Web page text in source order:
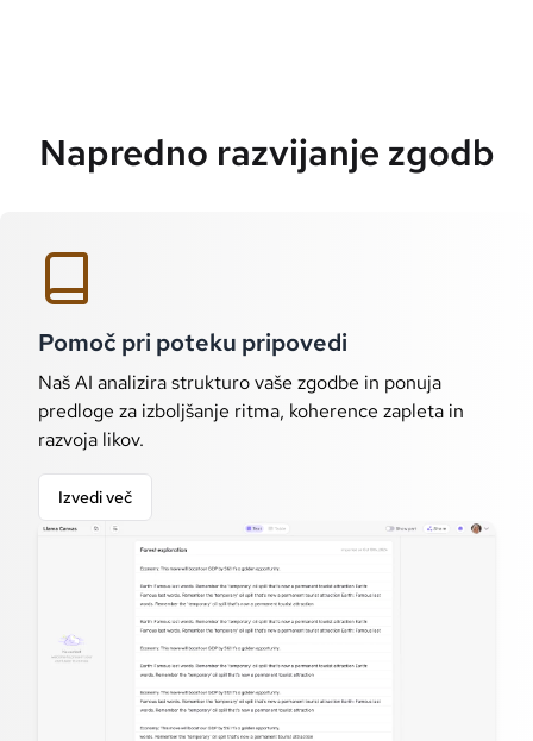
Napredno razvijanje zgodb
Pomoč pri poteku pripovedi
Naš AI analizira strukturo vaše zgodbe in ponuja
predloge za izboljšanje ritma, koherence zapleta in
razvoja likov.
Izvedi več